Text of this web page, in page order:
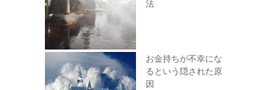
法
お金持ちが不幸にな
るという隠された原
因